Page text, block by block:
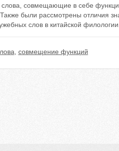
слова, совмещающие в себе
были рассмотрены отличия
слов в китайской филологии.
совмещение функций